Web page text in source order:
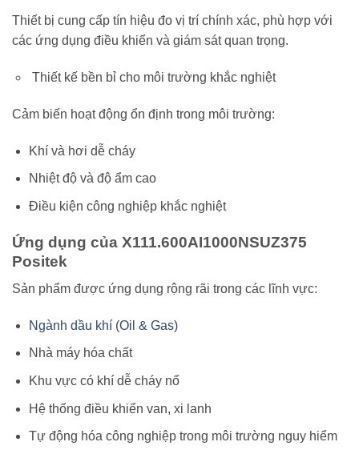
Thiết bị cung cấp tín hiệu đo vị trí chính xác, phù hợp với
các ứng dụng điều khiển và giám sát quan trọng.
Thiết kế bền bỉ cho môi trường khắc nghiệt
Cảm biến hoạt động ổn định trong môi trường:
Khí và hơi dễ cháy
Nhiệt độ và độ ẩm cao
Điều kiện công nghiệp khắc nghiệt
Ứng dụng của X111.600AI1000NSUZ375
Positek
Sản phẩm được ứng dụng rộng rãi trong các lĩnh vực:
Ngành dầu khí (Oil & Gas)
Nhà máy hóa chất
Khu vực có khí dễ cháy nổ
Hệ thống điều khiển van, xi lanh
Tự động hóa công nghiệp trong môi trường nguy hiểm